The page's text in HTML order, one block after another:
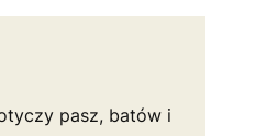
pasz, batów i